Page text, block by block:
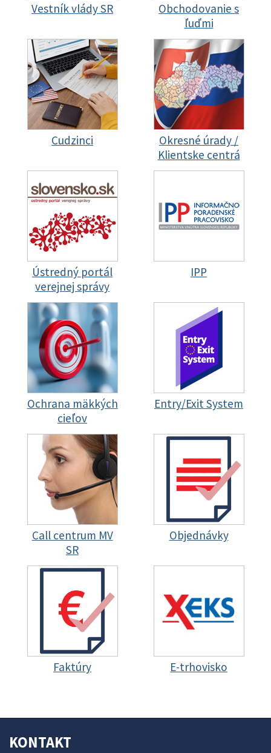
Vestník vlády SR
Obchodovanie s
ľuďmi
Cudzinci
Okresné úrady /
Klientske centrá
Ústredný portál
verejnej správy
IPP
Ochrana mäkkých
cieľov
Entry/Exit System
Call centrum MV
SR
Objednávky
Faktúry E-trhovisko
KONTAKT